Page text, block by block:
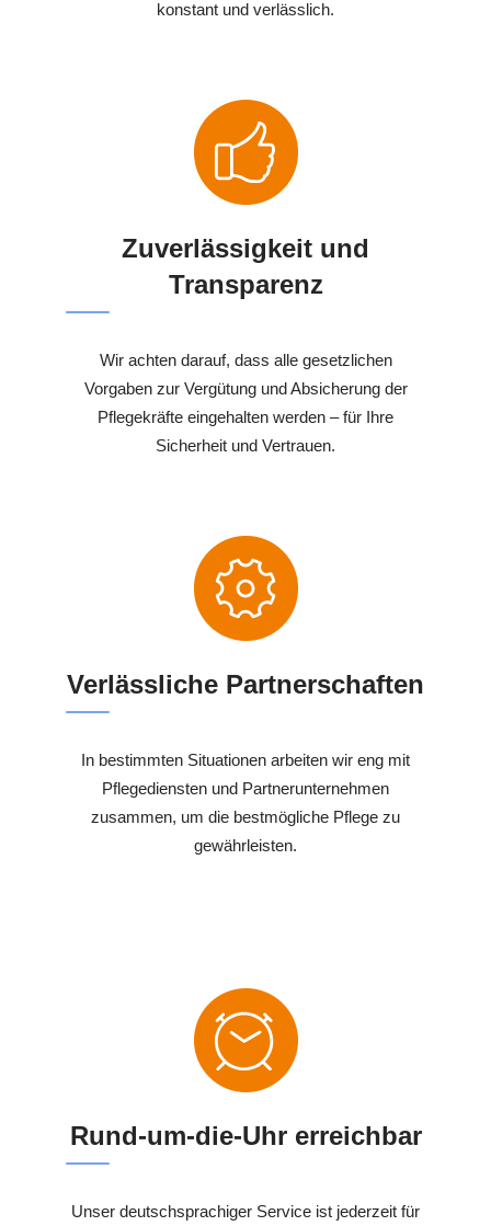
konstant und verlässlich.
Zuverlässigkeit und
Transparenz
Wir achten darauf, dass alle gesetzlichen
Vorgaben zur Vergütung und Absicherung der
Pflegekräfte eingehalten werden – für Ihre
Sicherheit und Vertrauen.
Verlässliche Partnerschaften
In bestimmten Situationen arbeiten wir eng mit
Pflegediensten und Partnerunternehmen
zusammen, um die bestmögliche Pflege zu
gewährleisten.
Rund-um-die-Uhr erreichbar
Unser deutschsprachiger Service ist jederzeit für